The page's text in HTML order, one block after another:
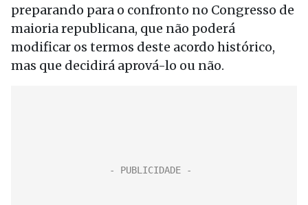
preparando para o confronto no Congresso de
maioria republicana, que não poderá
modificar os termos deste acordo histórico,
mas que decidirá aprová-lo ou não.